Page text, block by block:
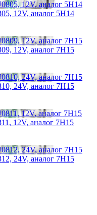
12V, аналог 5H14
12V, аналог 7H15
24V, аналог 7H15
12V, аналог 7H15
24V, аналог 7H15